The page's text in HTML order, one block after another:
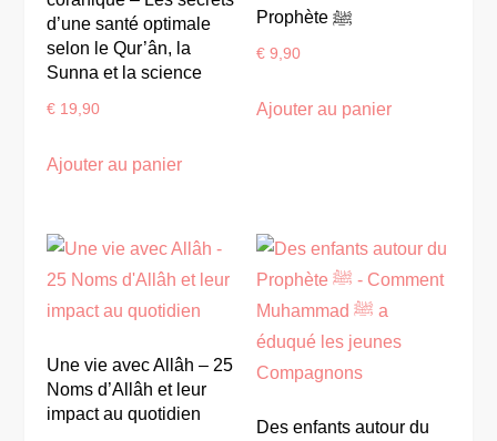
d’une santé optimale
selon le Qur’ân, la
Sunna et la science
€ 19,90
Ajouter au panier
Prophète ﷺ
€ 9,90
Ajouter au panier
Une vie avec Allâh – 25
Noms d’Allâh et leur
impact au quotidien
Des enfants autour du